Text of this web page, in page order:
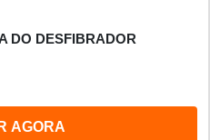
DO DESFIBRADOR
AGORA